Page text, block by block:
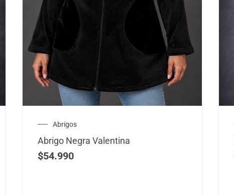
Abrigos
Abrigo Negra Valentina
$54.990